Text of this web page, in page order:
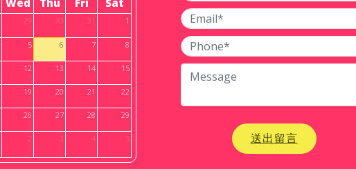
Wed Thu Fri Sat
29 30 31 1
5 6 7 8
12 13 14 15
19 20 21 22
26 27 28 29
2 3 4 5 送出留言